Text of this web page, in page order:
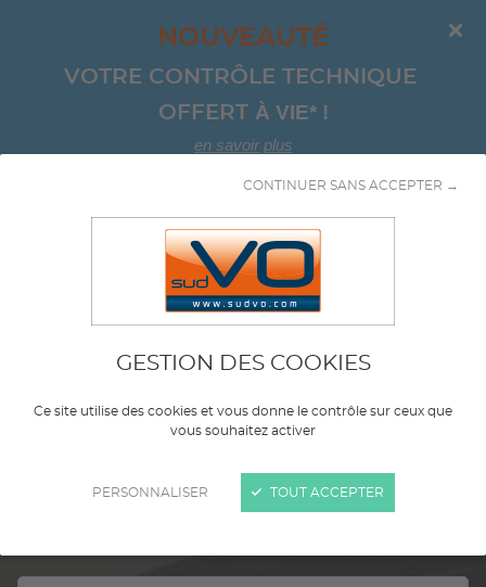
GESTION DES COOKIES
Ce site utilise des cookies et vous donne le contrôle sur ceux que
vous souhaitez activer
PERSONNALISER
CONTINUER SANS ACCEPTER →
TOUT ACCEPTER
NOUVEAUTÉ
VOTRE CONTRÔLE TECHNIQUE
OFFERT À VIE*!
en savoir plus
Aller au contenu